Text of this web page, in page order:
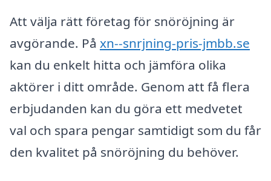
Att välja rätt företag för snöröjning är
avgörande. På xn--snrjning-pris-jmbb.se
kan du enkelt hitta och jämföra olika
aktörer i ditt område. Genom att få flera
erbjudanden kan du göra ett medvetet
val och spara pengar samtidigt som du får
den kvalitet på snöröjning du behöver.